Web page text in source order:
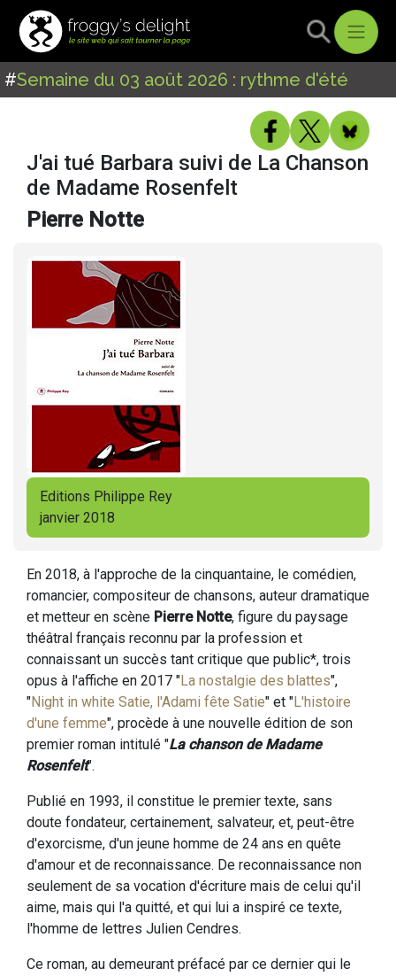
#Semaine du 03 août 2026 : rythme d'été
J'ai tué Barbara suivi de La Chanson
de Madame Rosenfelt
Pierre Notte
Editions Philippe Rey
janvier 2018
En 2018, à l'approche de la cinquantaine, le comédien,
romancier, compositeur de chansons, auteur dramatique
et metteur en scène Pierre Notte, figure du paysage
théâtral français reconnu par la profession et
connaissant un succès tant critique que public*, trois
opus à l'affiche en 2017 "La nostalgie des blattes",
"Night in white Satie, l'Adami fête Satie" et "L'histoire
d'une femme", procède à une nouvelle édition de son
premier roman intitulé "La chanson de Madame
Rosenfelt".
Publié en 1993, il constitue le premier texte, sans
doute fondateur, certainement, salvateur, et, peut-être
d'exorcisme, d'un jeune homme de 24 ans en quête
d'amour et de reconnaissance. De reconnaissance non
seulement de sa vocation d'écriture mais de celui qu'il
aime, mais qui l'a quitté, et qui lui a inspiré ce texte,
l'homme de lettres Julien Cendres.
Ce roman, au demeurant préfacé par ce dernier qui le